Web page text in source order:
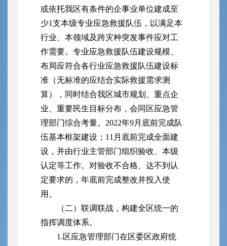
或依托我区有条件的企事业单位建成至
少1支本级专业应急救援队伍，以满足本
行业、本领域及跨灾种突发事件应对工
作需要。专业应急救援队伍建设规模、
布局应符合各行业应急救援队伍建设标
准（无标准的应结合实际救援需求测
算），同时结合我区城市规划、重点企
业、重要民生目标分布，会同区应急管
理部门综合考量。2022年9月底前完成队
伍基本框架建设；11月底前完成全面建
设，并由行业主管部门组织验收、本级
认定等工作。对验收不合格、达不到认
定要求的，年底前完成整改并投入使
用。
（二）联调联战，构建全区统一的
指挥调度体系。
1.区应急管理部门在区委区政府统